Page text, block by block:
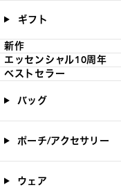
ギフト
新作
エッセンシャル10周年
ベストセラー
バッグ
ポーチ/アクセサリー
ウェア